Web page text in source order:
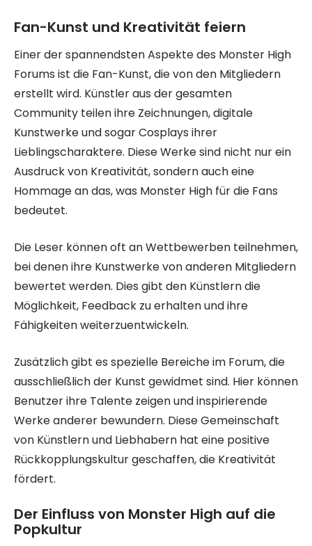
Fan-Kunst und Kreativität feiern
Einer der spannendsten Aspekte des Monster High
Forums ist die Fan-Kunst, die von den Mitgliedern
erstellt wird. Künstler aus der gesamten
Community teilen ihre Zeichnungen, digitale
Kunstwerke und sogar Cosplays ihrer
Lieblingscharaktere. Diese Werke sind nicht nur ein
Ausdruck von Kreativität, sondern auch eine
Hommage an das, was Monster High für die Fans
bedeutet.
Die Leser können oft an Wettbewerben teilnehmen,
bei denen ihre Kunstwerke von anderen Mitgliedern
bewertet werden. Dies gibt den Künstlern die
Möglichkeit, Feedback zu erhalten und ihre
Fähigkeiten weiterzuentwickeln.
Zusätzlich gibt es spezielle Bereiche im Forum, die
ausschließlich der Kunst gewidmet sind. Hier können
Benutzer ihre Talente zeigen und inspirierende
Werke anderer bewundern. Diese Gemeinschaft
von Künstlern und Liebhabern hat eine positive
Rückkopplungskultur geschaffen, die Kreativität
fördert.
Der Einfluss von Monster High auf die
Popkultur